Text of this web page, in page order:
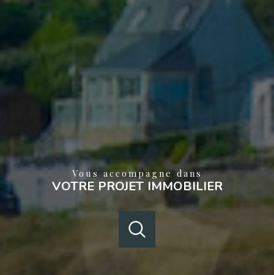
Vous accompagne dans
VOTRE PROJET IMMOBILIER